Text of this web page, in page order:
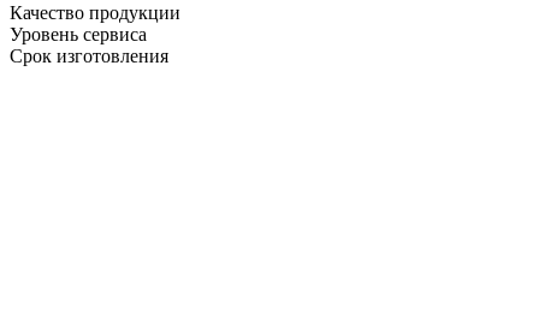
Качество продукции
Уровень сервиса
Срок изготовления